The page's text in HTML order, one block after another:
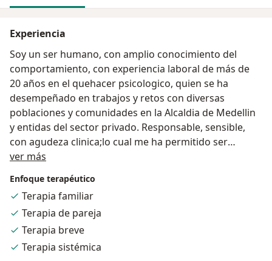
Experiencia
Soy un ser humano, con amplio conocimiento del
comportamiento, con experiencia laboral de más de
20 años en el quehacer psicologico, quien se ha
desempeñado en trabajos y retos con diversas
poblaciones y comunidades en la Alcaldia de Medellin
y entidas del sector privado. Responsable, sensible,
con agudeza clinica;lo cual me ha permitido ser
objetiva, establecer relaciones de confianza con los
ver más
Enfoque terapéutico
Terapia familiar
Terapia de pareja
Terapia breve
Terapia sistémica